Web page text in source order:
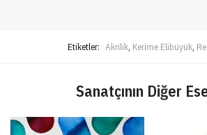
Etiketler: Akrilik, Kerime Elibüyük,
Sanatçının Diğer